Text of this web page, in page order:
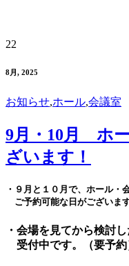
22
8月, 2025
お知らせ,ホール,会議室
9月・10月 ホ
ざいます！
・９月と１０月で、ホール・
ご予約可能な日がございま
・会場を見てから検討
受付中です。（要予約